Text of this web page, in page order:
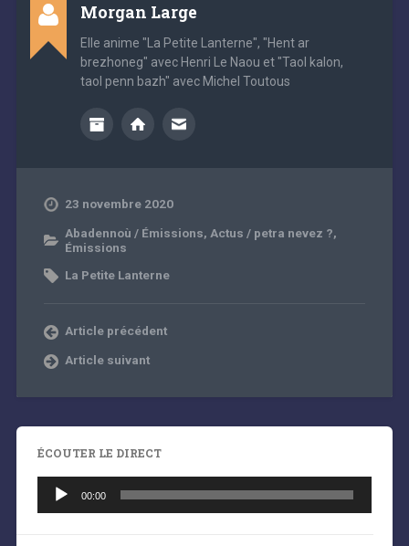
Morgan Large
Elle anime "La Petite Lanterne", "Hent ar
brezhoneg" avec Henri Le Naou et "Taol kalon,
taol penn bazh" avec Michel Toutous
23 novembre 2020
Abadennoù / Émissions, Actus / petra nevez ?,
Émissions
La Petite Lanterne
Article précédent
Article suivant
ÉCOUTER LE DIRECT
audio
00:00